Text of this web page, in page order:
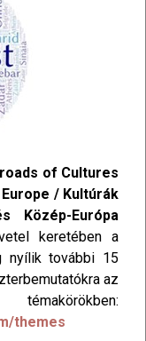
of Cultures
/ Kultúrák
Közép-Európa
keretében a
nyílik további 15
az
themes